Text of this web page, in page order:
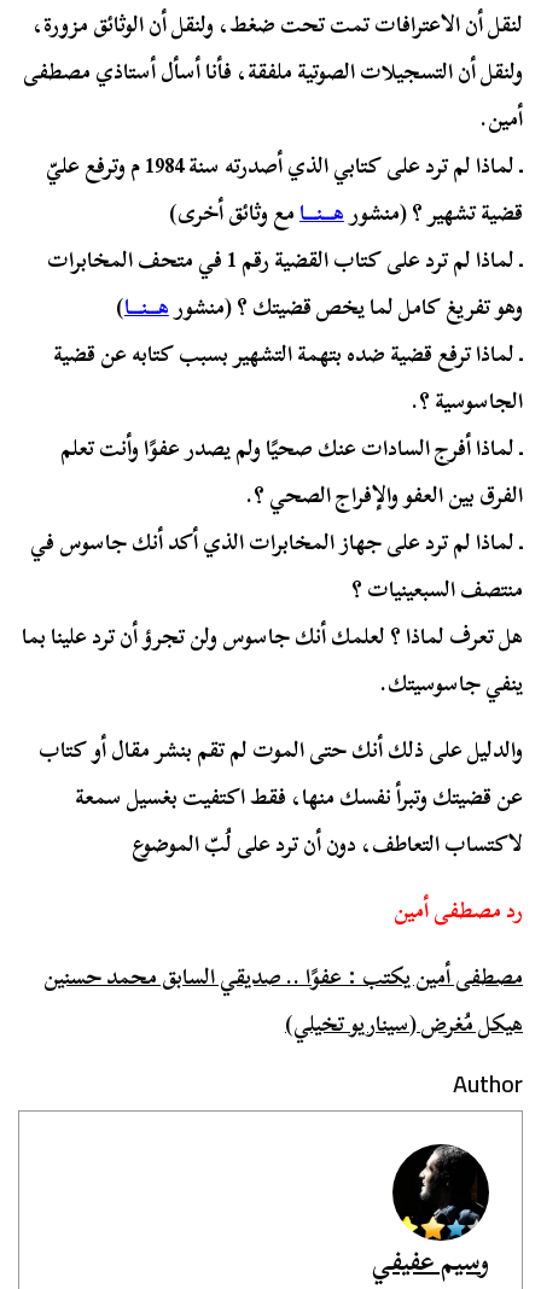
لنقل أن الاعترافات تمت تحت ضغط، ولنقل أن الوثائق مزورة،
ولنقل أن التسجيلات الصوتية ملفقة، فأنا أسأل أستاذي مصطفى
أمين.
ـ لماذا لم ترد على كتابي الذي أصدرته سنة 1984 م وترفع عليّ
قضية تشهير ؟ (منشورهـــنـــامع وثائق أخرى)
ـ لماذا لم ترد على كتاب القضية رقم 1 في متحف المخابرات
وهو تفريغ كامل لما يخص قضيتك ؟ (منشورهـــنـــا)
ـ لماذا ترفع قضية ضده بتهمة التشهير بسبب كتابه عن قضية
الجاسوسية ؟.
ـ لماذا أفرج السادات عنك صحيًا ولم يصدر عفوًا وأنت تعلم
الفرق بين العفو والإفراج الصحي ؟.
ـ لماذا لم ترد على جهاز المخابرات الذي أكد أنك جاسوس في
منتصف السبعينيات ؟
هل تعرف لماذا ؟ لعلمك أنك جاسوس ولن تجرؤ أن ترد علينا بما
ينفي جاسوسيتك.
والدليل على ذلك أنك حتى الموت لم تقم بنشر مقال أو كتاب
عن قضيتك وتبرأ نفسك منها، فقط اكتفيت بغسيل سمعة
لاكتساب التعاطف، دون أن ترد على لُبّ الموضوع
رد مصطفى أمين
مصطفى أمين يكتب : عفوًا .. صديقي السابق محمد حسنين
هيكل مُغرض (سيناريو تخيلي)
Author
وسيم عفيفي